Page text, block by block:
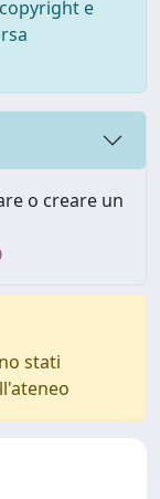
e
o creare un
stati